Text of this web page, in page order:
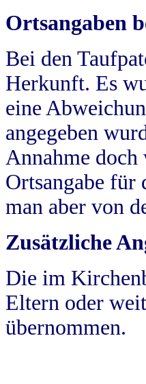
Ortsangaben
Bei den
Herkunft. Es
eine
angegeben
Annahme
Ortsangabe für
man aber von
Zusätzliche
Die im
Eltern oder
übernommen.